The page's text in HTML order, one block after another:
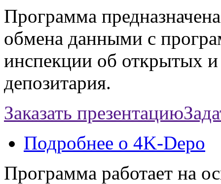
Программа
обмена данными с
инспекции об открытых
депозитария.
Заказать презентацию
Подробнее о 4K-Depo
Программа работает на